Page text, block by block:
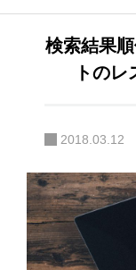
検索結果
トの
2018.03.12